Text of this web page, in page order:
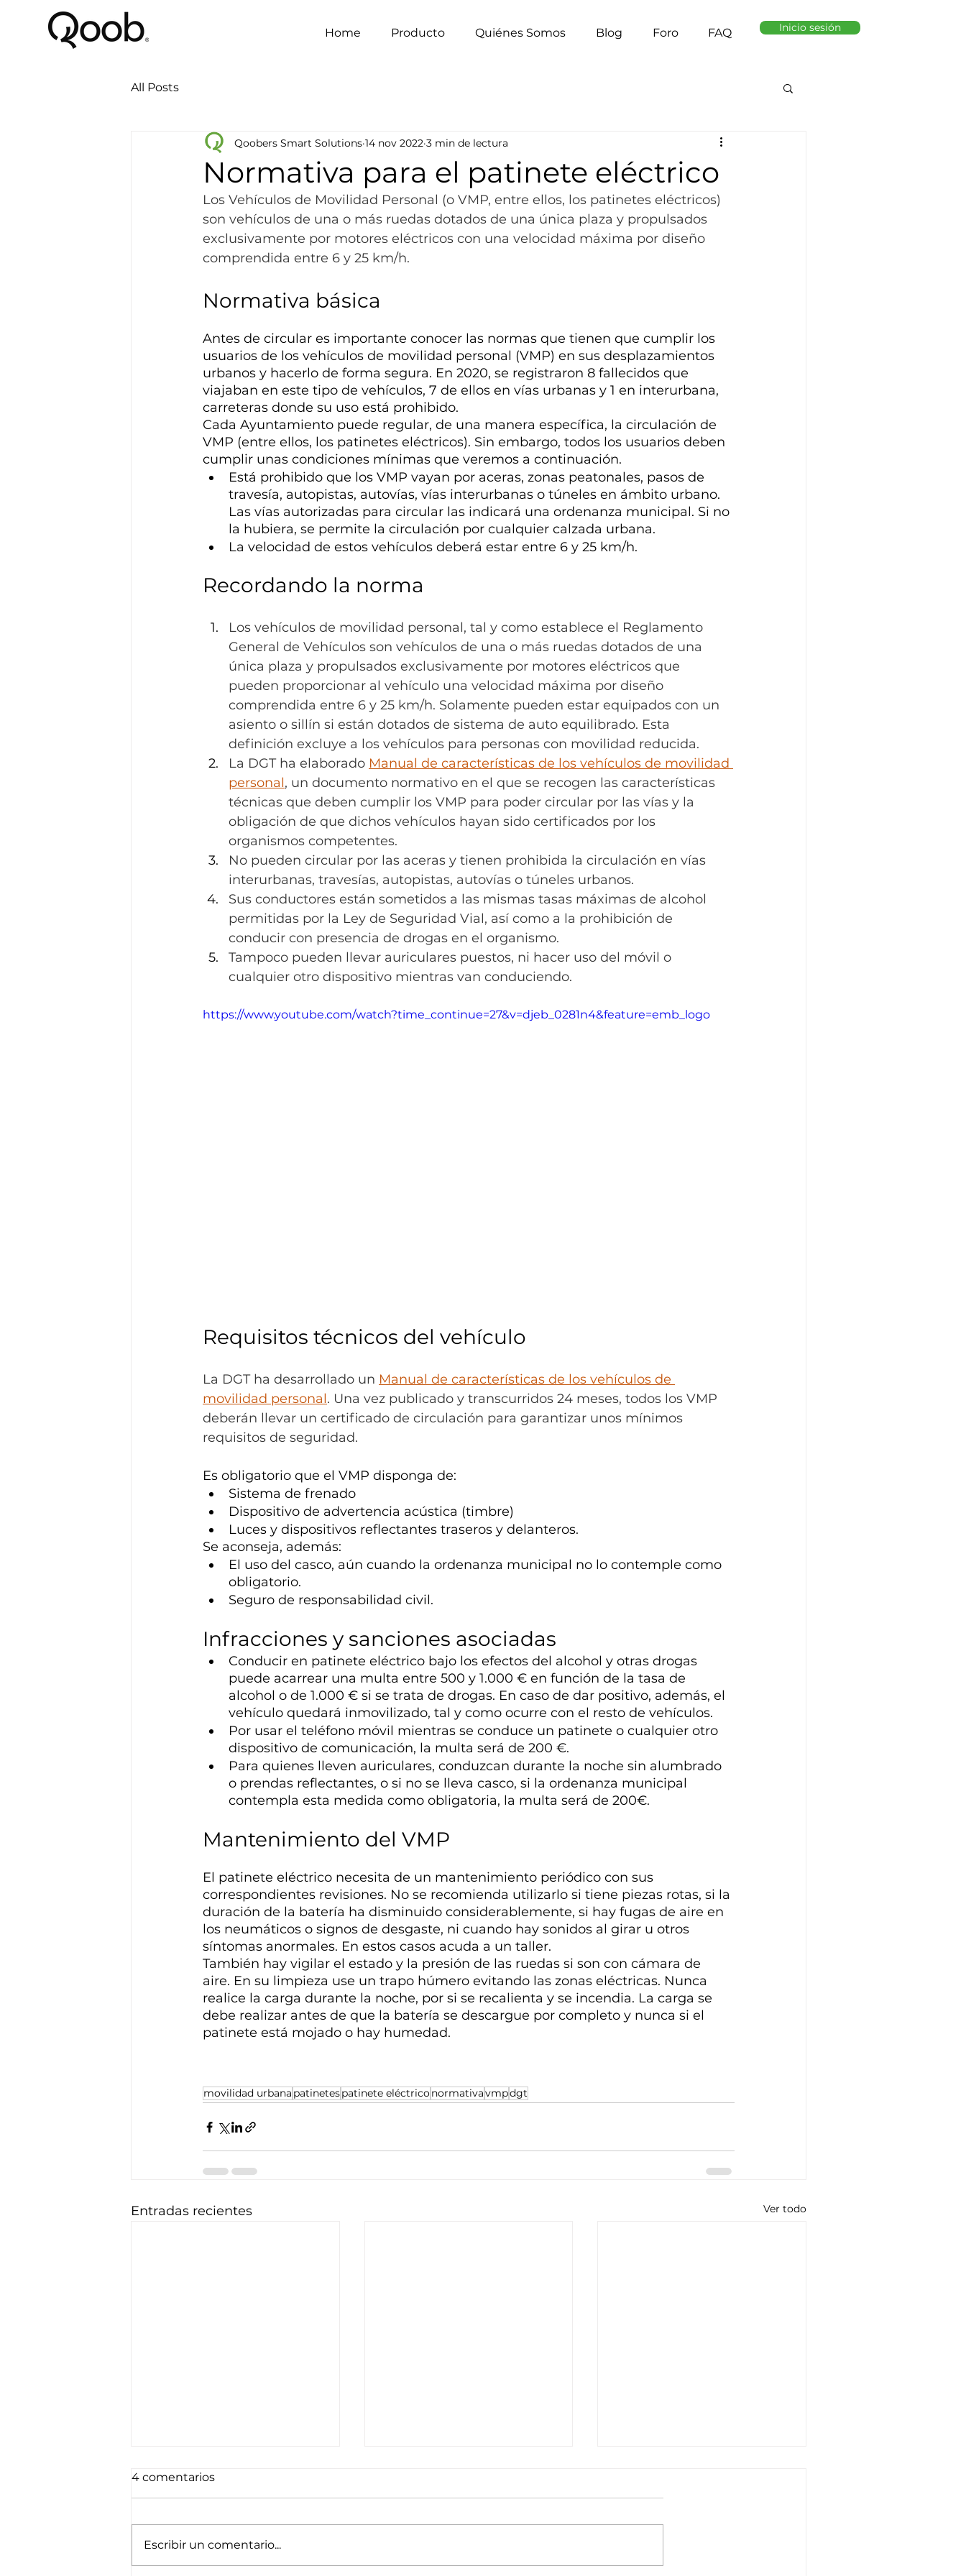
Home Producto Quiénes Somos Blog Foro FAQ Inicio sesión
All Posts
Normativa para el patinete eléctrico
Qoobers Smart Solutions 14 nov 2022 3 min de lectura
Los Vehículos de Movilidad Personal (o VMP, entre ellos, los patinetes eléctricos)
son vehículos de una o más ruedas dotados de una única plaza y propulsados
exclusivamente por motores eléctricos con una velocidad máxima por diseño
comprendida entre 6 y 25 km/h.
Normativa básica
Antes de circular es importante conocer las normas que tienen que cumplir los
usuarios de los vehículos de movilidad personal (VMP) en sus desplazamientos
urbanos y hacerlo de forma segura. En 2020, se registraron 8 fallecidos que
viajaban en este tipo de vehículos, 7 de ellos en vías urbanas y 1 en interurbana,
carreteras donde su uso está prohibido.
Cada Ayuntamiento puede regular, de una manera específica, la circulación de
VMP (entre ellos, los patinetes eléctricos). Sin embargo, todos los usuarios deben
cumplir unas condiciones mínimas que veremos a continuación.
Está prohibido que los VMP vayan por aceras, zonas peatonales, pasos de
travesía, autopistas, autovías, vías interurbanas o túneles en ámbito urbano.
Las vías autorizadas para circular las indicará una ordenanza municipal. Si no
la hubiera, se permite la circulación por cualquier calzada urbana.
La velocidad de estos vehículos deberá estar entre 6 y 25 km/h.
Recordando la norma
Los vehículos de movilidad personal, tal y como establece el Reglamento
General de Vehículos son vehículos de una o más ruedas dotados de una
única plaza y propulsados exclusivamente por motores eléctricos que
pueden proporcionar al vehículo una velocidad máxima por diseño
comprendida entre 6 y 25 km/h. Solamente pueden estar equipados con un
asiento o sillín si están dotados de sistema de auto equilibrado. Esta
definición excluye a los vehículos para personas con movilidad reducida.
La DGT ha elaborado Manual de características de los vehículos de movilidad
personal, un documento normativo en el que se recogen las características
técnicas que deben cumplir los VMP para poder circular por las vías y la
obligación de que dichos vehículos hayan sido certificados por los
organismos competentes.
No pueden circular por las aceras y tienen prohibida la circulación en vías
interurbanas, travesías, autopistas, autovías o túneles urbanos.
Sus conductores están sometidos a las mismas tasas máximas de alcohol
permitidas por la Ley de Seguridad Vial, así como a la prohibición de
conducir con presencia de drogas en el organismo.
Tampoco pueden llevar auriculares puestos, ni hacer uso del móvil o
cualquier otro dispositivo mientras van conduciendo.
https://www.youtube.com/watch?time_continue=27&v=djeb_0281n4&feature=emb_logo
Requisitos técnicos del vehículo
La DGT ha desarrollado un Manual de características de los vehículos de
movilidad personal. Una vez publicado y transcurridos 24 meses, todos los VMP
deberán llevar un certificado de circulación para garantizar unos mínimos
requisitos de seguridad.
Es obligatorio que el VMP disponga de:
Sistema de frenado
Dispositivo de advertencia acústica (timbre)
Luces y dispositivos reflectantes traseros y delanteros.
Se aconseja, además:
El uso del casco, aún cuando la ordenanza municipal no lo contemple como
obligatorio.
Seguro de responsabilidad civil.
Infracciones y sanciones asociadas
Conducir en patinete eléctrico bajo los efectos del alcohol y otras drogas
puede acarrear una multa entre 500 y 1.000 € en función de la tasa de
alcohol o de 1.000 € si se trata de drogas. En caso de dar positivo, además, el
vehículo quedará inmovilizado, tal y como ocurre con el resto de vehículos.
Por usar el teléfono móvil mientras se conduce un patinete o cualquier otro
dispositivo de comunicación, la multa será de 200 €.
Para quienes lleven auriculares, conduzcan durante la noche sin alumbrado
o prendas reflectantes, o si no se lleva casco, si la ordenanza municipal
contempla esta medida como obligatoria, la multa será de 200€.
Mantenimiento del VMP
El patinete eléctrico necesita de un mantenimiento periódico con sus
correspondientes revisiones. No se recomienda utilizarlo si tiene piezas rotas, si la
duración de la batería ha disminuido considerablemente, si hay fugas de aire en
los neumáticos o signos de desgaste, ni cuando hay sonidos al girar u otros
síntomas anormales. En estos casos acuda a un taller.
También hay vigilar el estado y la presión de las ruedas si son con cámara de
aire. En su limpieza use un trapo húmero evitando las zonas eléctricas. Nunca
realice la carga durante la noche, por si se recalienta y se incendia. La carga se
debe realizar antes de que la batería se descargue por completo y nunca si el
patinete está mojado o hay humedad.
movilidad urbana patinetespatinete eléctriconormativavmpdgt
Entradas recientes Ver todo
4 comentarios
Escribir un comentario...